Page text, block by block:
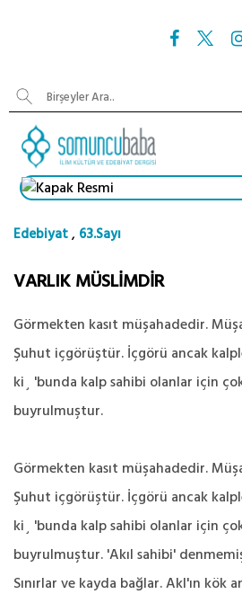
Edebiyat, 63.Sayı
VARLIK MÜSLİMDİR
Görmekten kasıt müşahadedir.
Şuhut içgörüştür. İçgörü ancak
ki¸ 'bunda kalp sahibi olanlar için
buyrulmuştur.
Görmekten kasıt müşahadedir.
Şuhut içgörüştür. İçgörü ancak
ki¸ 'bunda kalp sahibi olanlar için
buyrulmuştur. 'Akıl sahibi'
Sınırlar ve kayda bağlar. Akl'ın kök